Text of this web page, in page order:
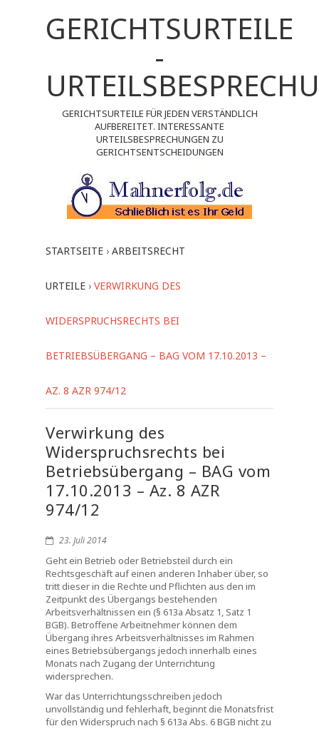
GERICHTSURTEILE
-
GERICHTSURTEILE FÜR JEDEN VERSTÄNDLICH
AUFBEREITET. INTERESSANTE
URTEILSBESPRECHUNGEN ZU
GERICHTSENTSCHEIDUNGEN
STARTSEITE › ARBEITSRECHT
URTEILE › VERWIRKUNG DES
WIDERSPRUCHSRECHTS BEI
BETRIEBSÜBERGANG – BAG VOM 17.10.2013 –
AZ. 8 AZR 974/12
Verwirkung des
Widerspruchsrechts bei
Betriebsübergang – BAG vom
17.10.2013 – Az. 8 AZR
974/12
23. Juli 2014
Geht ein Betrieb oder Betriebsteil durch ein
Rechtsgeschäft auf einen anderen Inhaber über, so
tritt dieser in die Rechte und Pflichten aus den im
Zeitpunkt des Übergangs bestehenden
Arbeitsverhältnissen ein (§ 613a Absatz 1, Satz 1
BGB). Betroffene Arbeitnehmer können dem
Übergang ihres Arbeitsverhältnisses im Rahmen
eines Betriebsübergangs jedoch innerhalb eines
Monats nach Zugang der Unterrichtung
widersprechen.
War das Unterrichtungsschreiben jedoch
unvollständig und fehlerhaft, beginnt die Monatsfrist
für den Widerspruch nach § 613a Abs. 6 BGB nicht zu